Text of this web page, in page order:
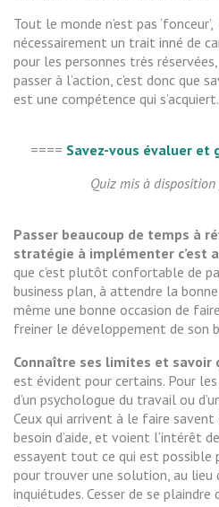
Tout le monde n’est pas ‘fonceur’,
nécessairement un trait inné de
pour les personnes très
passer à l’action, c’est donc que
est une compétence qui s’acquiert.
==== Savez-vous évaluer et
Quiz mis à
Passer beaucoup de temps à
stratégie à implémenter c’est
que c’est plutôt confortable de
business plan, à attendre la
même une bonne occasion de
freiner le développement de son
Connaître ses limites et savoir
est évident pour certains. Pour
d’un psychologue du travail ou
Ceux qui arrivent à le faire savent
besoin d’aide, et voient l’intérêt
essayent tout ce qui est possible
pour trouver une solution, au lieu
inquiétudes. Cesser de se